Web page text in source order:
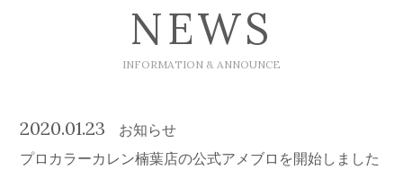
NEWS
INFORMATION & ANNOUNCE
2020.01.23
お知らせ
プロカラーカレン楠葉店の公式アメブロを開始しました